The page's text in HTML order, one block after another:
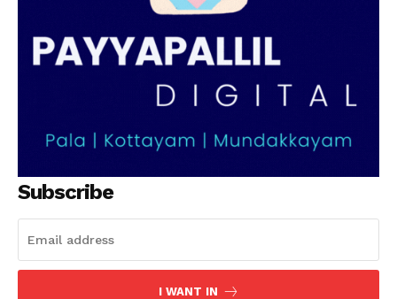
Subscribe
I WANT IN